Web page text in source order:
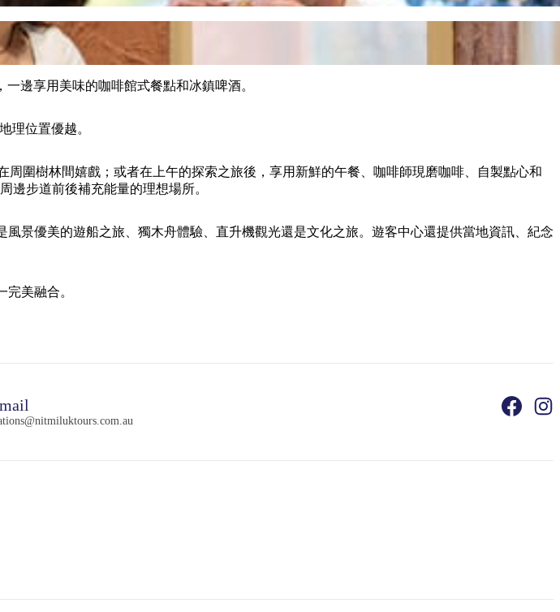
邊享用美味的咖啡館式餐點和冰鎮啤酒。
理位置優越。
周圍樹林間嬉戲；或者在上午的探索之旅後，享用新鮮的午餐、咖啡師現磨咖啡、自製點心和
邊步道前後補充能量的理想場所。
景優美的遊船之旅、獨木舟體驗、直升機觀光還是文化之旅。遊客中心還提供當地資訊、紀念
美融合。